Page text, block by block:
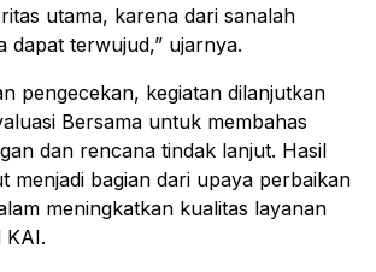
utama, karena dari sanalah
dapat terwujud,” ujarnya.
pengecekan, kegiatan dilanjutkan
Bersama untuk membahas
dan rencana tindak lanjut. Hasil
menjadi bagian dari upaya perbaikan
meningkatkan kualitas layanan
KAI.